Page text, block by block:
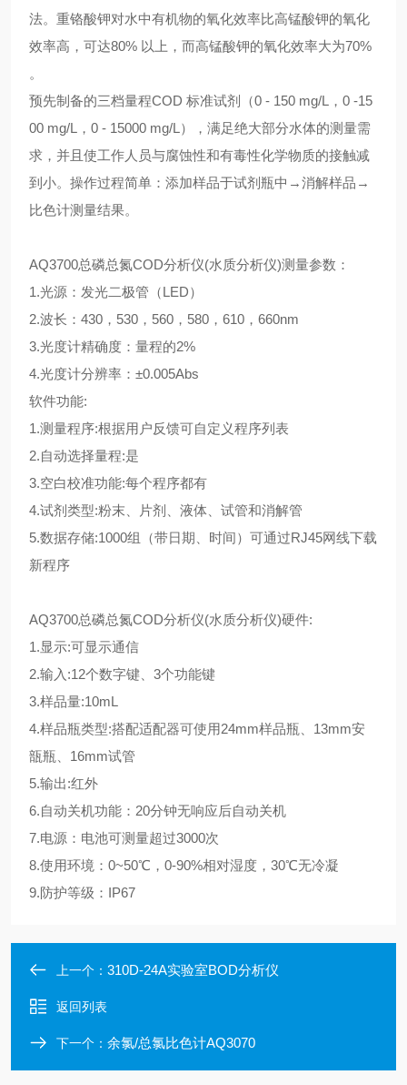
法。重铬酸钾对水中有机物的氧化效率比高锰酸钾的氧化
效率高，可达80% 以上，而高锰酸钾的氧化效率大为70%
。
预先制备的三档量程COD 标准试剂（0 - 150 mg/L，0 -15
00 mg/L，0 - 15000 mg/L），满足绝大部分水体的测量需
求，并且使工作人员与腐蚀性和有毒性化学物质的接触减
到小。操作过程简单：添加样品于试剂瓶中→消解样品→
比色计测量结果。
AQ3700总磷总氮COD分析仪(水质分析仪)测量参数：
1.光源：发光二极管（LED）
2.波长：430，530，560，580，610，660nm
3.光度计精确度：量程的2%
4.光度计分辨率：±0.005Abs
软件功能:
1.测量程序:根据用户反馈可自定义程序列表
2.自动选择量程:是
3.空白校准功能:每个程序都有
4.试剂类型:粉末、片剂、液体、试管和消解管
5.数据存储:1000组（带日期、时间）可通过RJ45网线下载
新程序
AQ3700总磷总氮COD分析仪(水质分析仪)硬件:
1.显示:可显示通信
2.输入:12个数字键、3个功能键
3.样品量:10mL
4.样品瓶类型:搭配适配器可使用24mm样品瓶、13mm安
瓿瓶、16mm试管
5.输出:红外
6.自动关机功能：20分钟无响应后自动关机
7.电源：电池可测量超过3000次
8.使用环境：0~50℃，0-90%相对湿度，30℃无冷凝
9.防护等级：IP67
上一个： 310D-24A实验室BOD分析仪
返回列表
下一个： 余氯/总氯比色计AQ3070